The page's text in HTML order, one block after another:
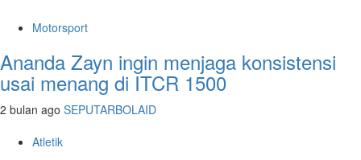
Motorsport
Ananda Zayn ingin menjaga konsistensi
usai menang di ITCR 1500
2 bulan ago SEPUTARBOLAID
Atletik